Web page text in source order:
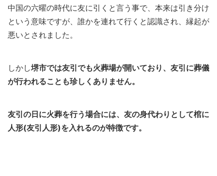
中国の六曜の時代に友に引くと言う事で、本来は引き分け
という意味ですが、誰かを連れて行くと認識され、縁起が
悪いとされました。
しかし堺市では友引でも火葬場が開いており、友引に葬儀
が行われることも珍しくありません。
友引の日に火葬を行う場合には、友の身代わりとして棺に
人形(友引人形)を入れるのが特徴です。